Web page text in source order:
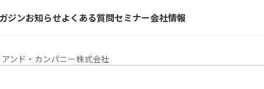
ジンお知らせよくある質問セミナー会社情報
ンド・カンパニー株式会社